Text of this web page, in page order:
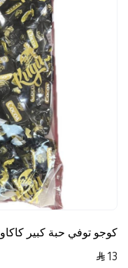
كوجو توفي حبة كبير كاكاو 1000جرام
13